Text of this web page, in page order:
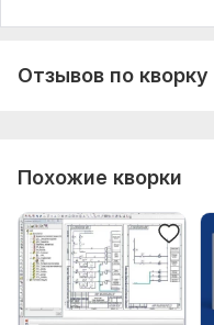
Отзывов по кворку
Похожие кворки